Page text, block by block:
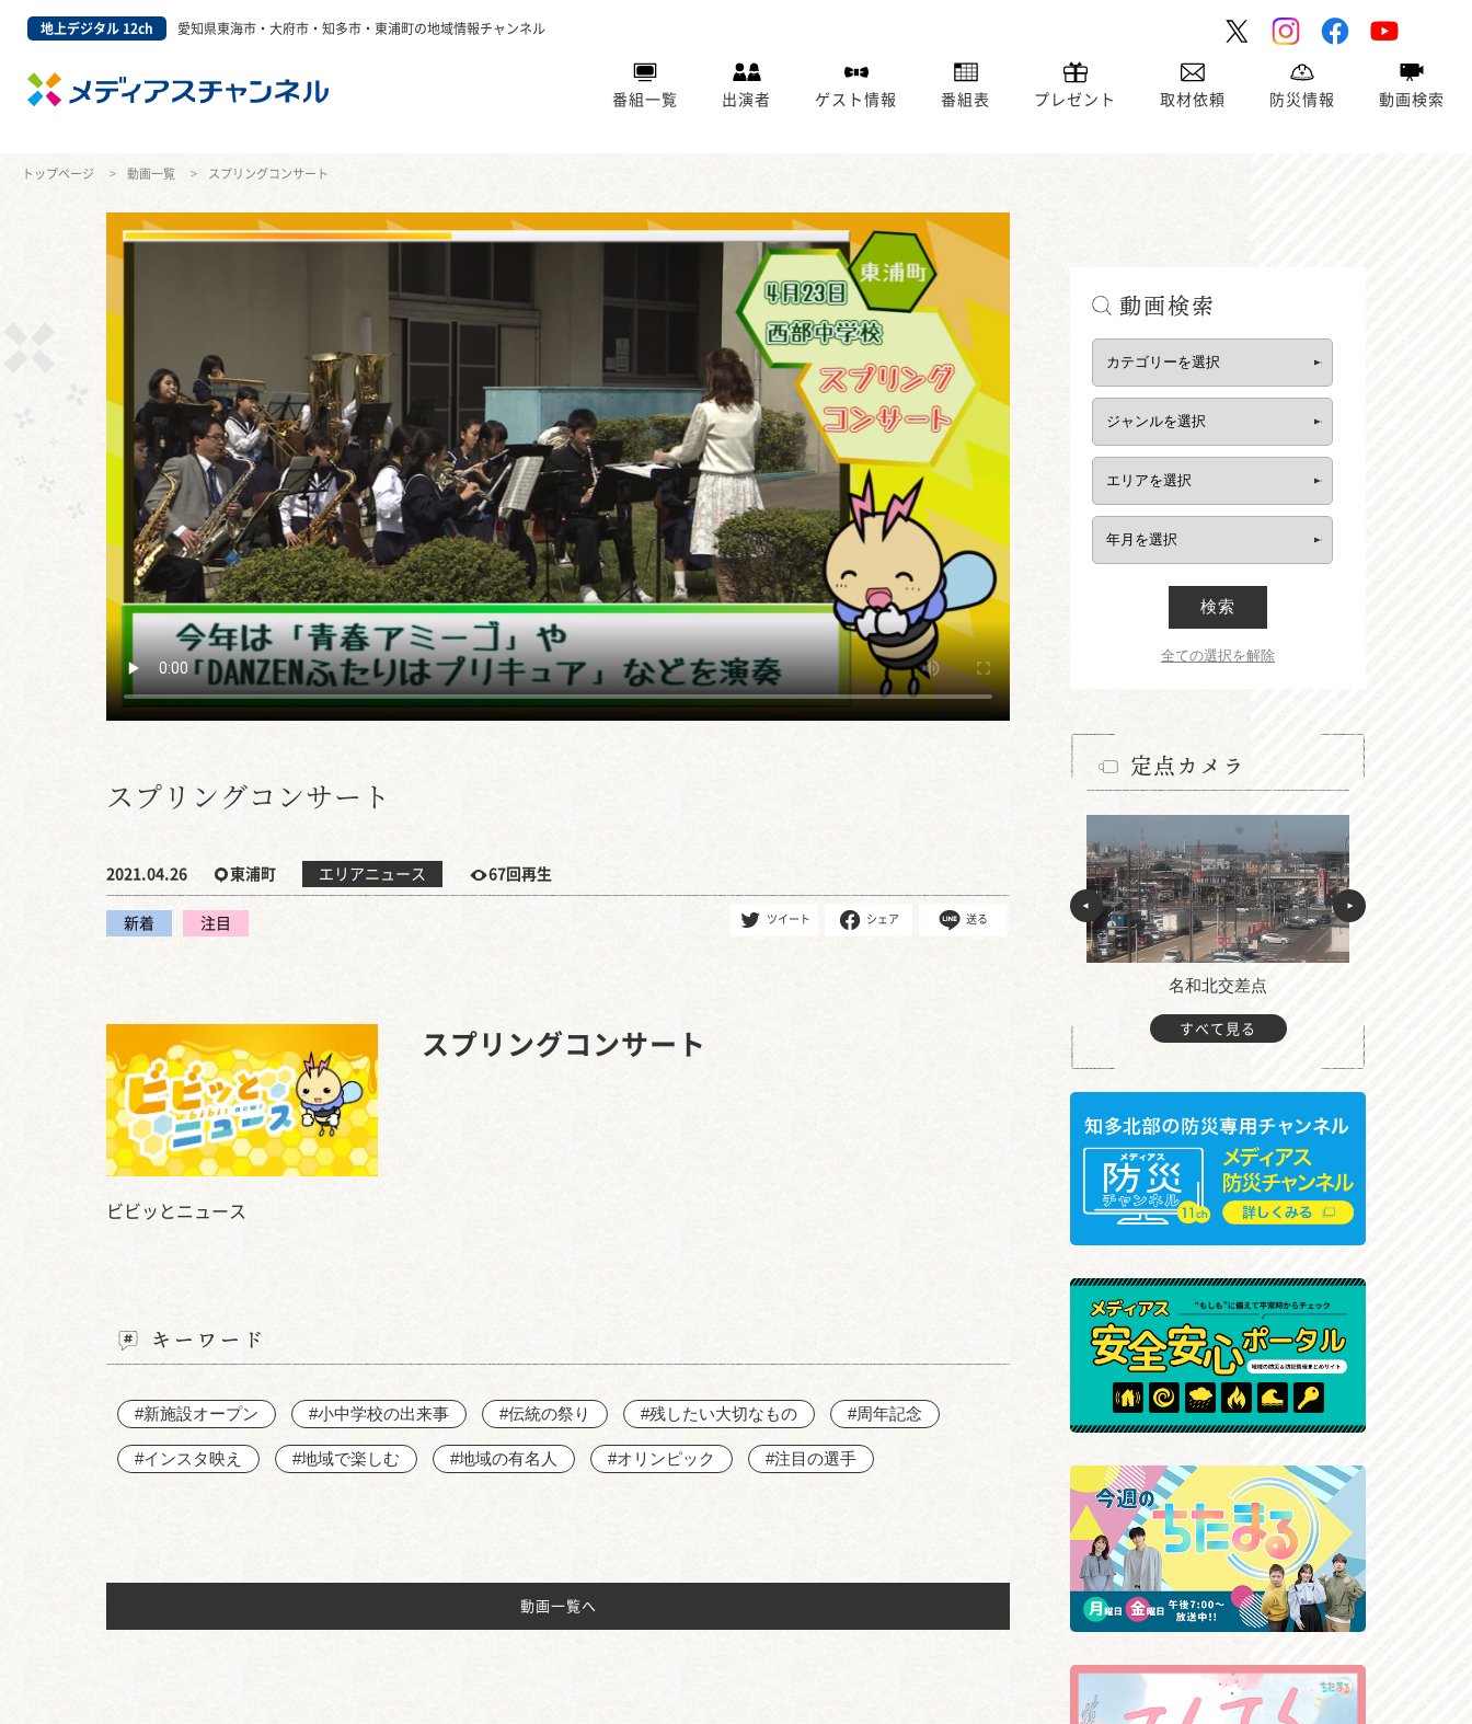
地上デジタル 12ch 愛知県東海市・大府市・知多市・東浦町の地域情報チャンネル
番組一覧 出演者 ゲスト情報 番組表 プレゼント 取材依頼 防災情報 動画検索
トップページ 動画一覧 スプリングコンサート
スプリングコンサート
2021.04.26 東浦町 エリアニュース 67回再生
新着 注目 ツイート シェア 送る
ビビッとニュース
スプリングコンサート
キーワード
#新施設オープン #小中学校の出来事 #伝統の祭り #残したい大切なもの #周年記念
#インスタ映え #地域で楽しむ #地域の有名人 #オリンピック #注目の選手
動画一覧へ
動画検索
検索
全ての選択を解除
定点カメラ
名和北交差点
すべて見る